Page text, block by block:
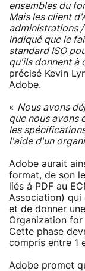
ensembles du
Mais les client
administrations
indiqué que le
standard ISO
qu'ils donnent à
précisé Kevin
Adobe.
« Nous avons
que nous avons
les
l'aide d'un
Adobe aurait
format, de son
liés à PDF au
Association) qui
et de donner
Organization for
Cette phase
compris entre 1
Adobe promet